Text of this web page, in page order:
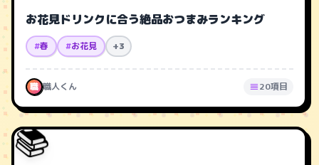
お花見ドリンクに合う絶品おつまみランキング
#春 #お花見 +3
職 職人くん 20項目
📚